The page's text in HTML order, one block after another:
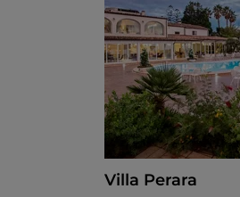
Villa Perara